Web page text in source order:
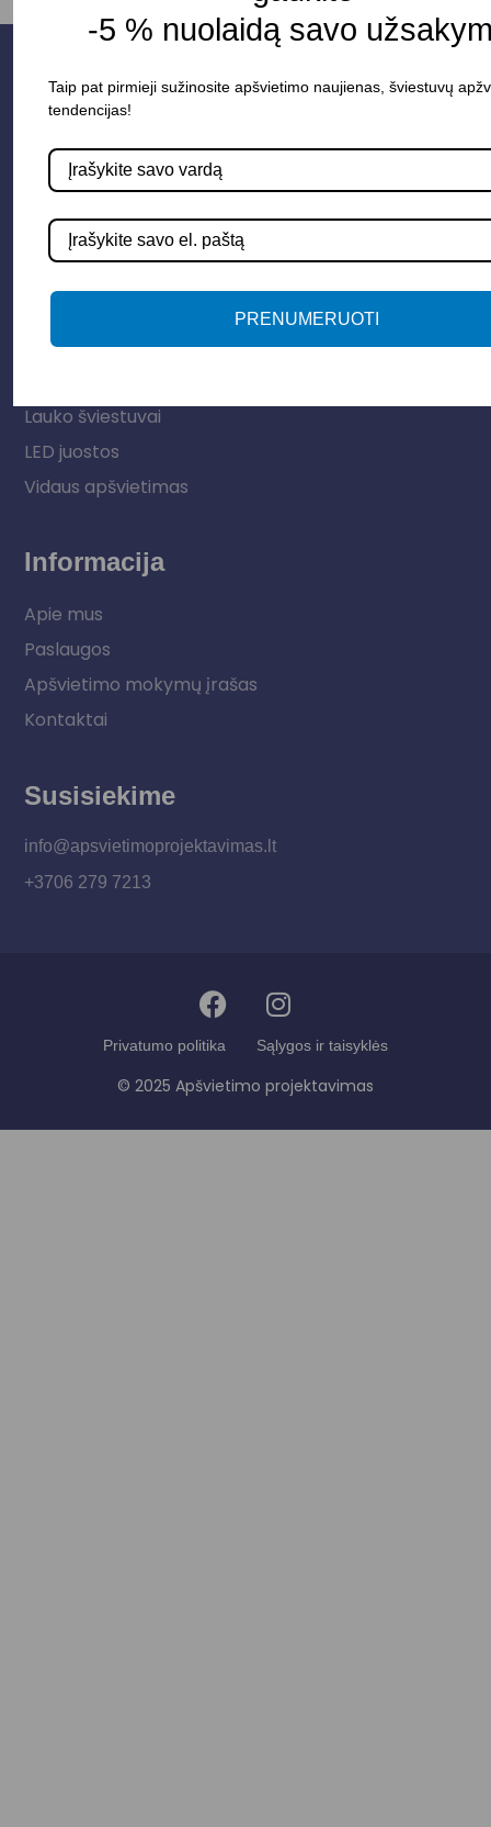
Parduotuvė
Apšvietimo sistemos
Lauko šviestuvai
LED juostos
Vidaus apšvietimas
Informacija
Apie mus
Paslaugos
Apšvietimo mokymų įrašas
Kontaktai
Susisiekime
info@apsvietimoprojektavimas.lt
+3706 279 7213
Privatumo politika Sąlygos ir taisyklės
© 2025 Apšvietimo projektavimas
-5 % nuolaidą savo
Taip pat pirmieji sužinosite apšvietimo naujienas, šviestuvų
tendencijas!
PRENUMERUOTI